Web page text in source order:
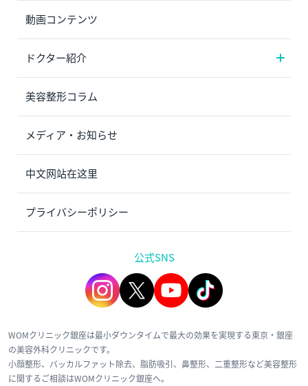
動画コンテンツ
ドクター紹介
美容整形コラム
メディア・お知らせ
中文网站在这里
プライバシーポリシー
公式SNS
WOMクリニック銀座は最小ダウンタイムで最大の効果を実現する東京・銀座
の美容外科クリニックです。
小顔整形、バッカルファット除去、脂肪吸引、鼻整形、二重整形など美容整形
に関するご相談はWOMクリニック銀座へ。